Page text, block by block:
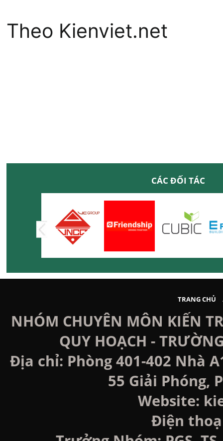
Theo Kienviet.net
CÁC ĐỐI TÁC
TRANG CHỦ
NHÓM CHUYÊN MÔN KIẾN
QUY HOẠCH -
Địa chỉ: Phòng 401-402 Nhà
55 Giải Phóng,
Website:
Điện